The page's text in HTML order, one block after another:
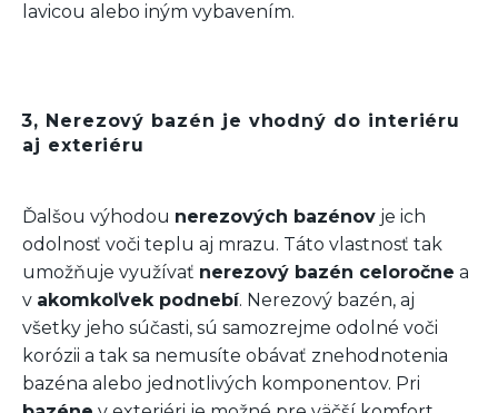
lavicou alebo iným vybavením.
3, Nerezový bazén je vhodný do interiéru
aj exteriéru
Ďalšou výhodou nerezových bazénov je ich
odolnosť voči teplu aj mrazu. Táto vlastnosť tak
umožňuje využívať nerezový bazén celoročne a
v akomkoľvek podnebí. Nerezový bazén, aj
všetky jeho súčasti, sú samozrejme odolné voči
korózii a tak sa nemusíte obávať znehodnotenia
bazéna alebo jednotlivých komponentov. Pri